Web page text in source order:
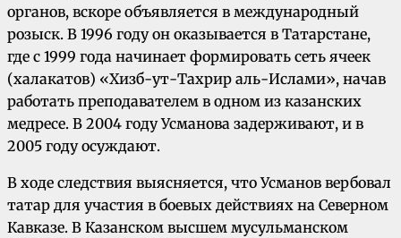
органов, вскоре объявляется в международный
розыск. В 1996 году он оказывается в Татарстане,
где с 1999 года начинает формировать сеть ячеек
(халакатов) «Хизб-ут-Тахрир аль-Ислами», начав
работать преподавателем в одном из казанских
медресе. В 2004 году Усманова задерживают, и в
2005 году осуждают.
В ходе следствия выясняется, что Усманов вербовал
татар для участия в боевых действиях на Северном
Кавказе. В Казанском высшем мусульманском